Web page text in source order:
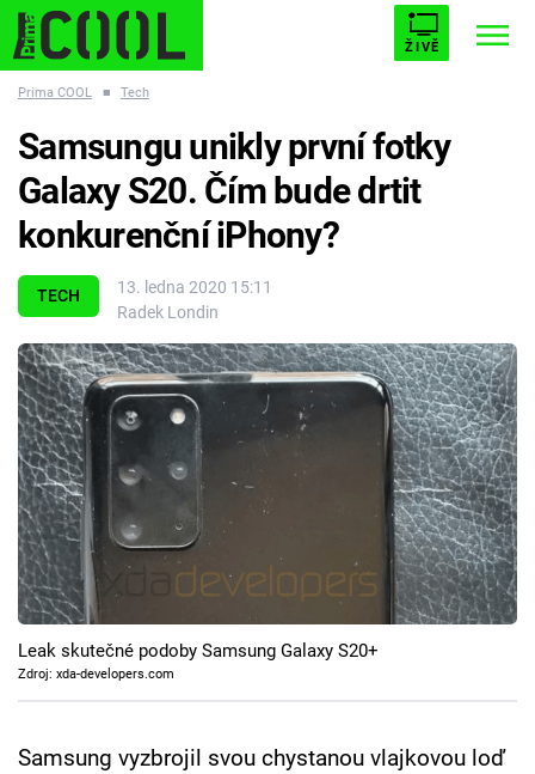
ŽIVĚ
ESCAPE PLNEJ KOTEL AVENGERS 5
Témata
Filmy
Seriály
Hry
Cool Esport
Pořady
TV Program
Prima COOL ■ Tech
TECH
13. ledna 2020 15:11
Radek Londin
Samsungu unikly první fotky
Galaxy S20. Čím bude drtit
konkurenční iPhony?
Leak skutečné podoby Samsung Galaxy S20+
Zdroj: xda-developers.com
Samsung vyzbrojil svou chystanou vlajkovou loď